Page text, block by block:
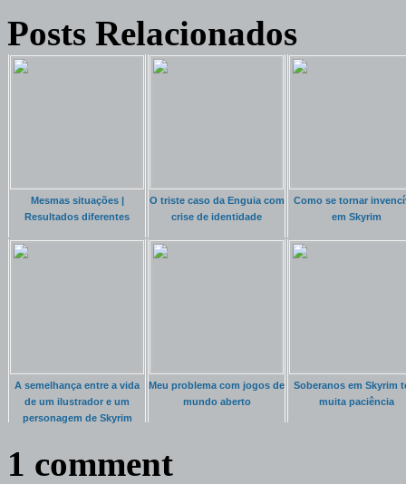
Posts Relacionados
Mesmas situações |
Resultados diferentes
O triste caso da Enguia com
crise de identidade
Como se tornar
em Skyrim
A semelhança entre a vida
de um ilustrador e um
personagem de Skyrim
Meu problema com jogos de
mundo aberto
Soberanos em Skyrim
muita paciência
1 comment